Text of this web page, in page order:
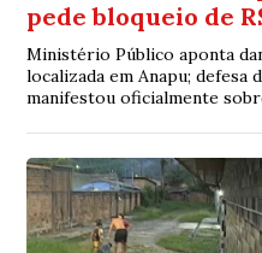
pede bloqueio de
Ministério Público aponta
localizada em Anapu; defesa
manifestou oficialmente